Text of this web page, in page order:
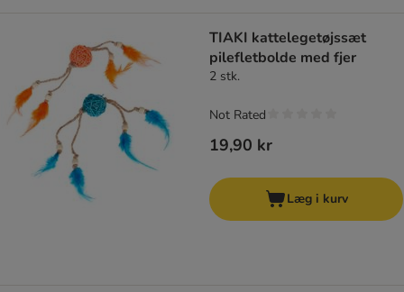
TIAKI kattelegetøjssæt
pilefletbolde med fjer
2 stk.
19,90 kr
Not Rated
Læg i kurv